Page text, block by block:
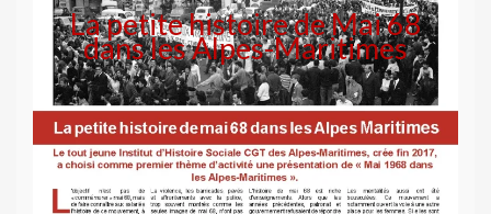
La petite histoire de Mai 68
dans les Alpes-Maritimes